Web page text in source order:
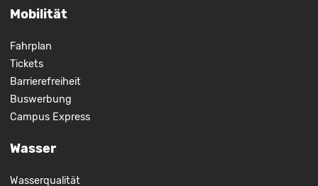
Mobilität
Fahrplan
Tickets
Barrierefreiheit
Buswerbung
Campus Express
Wasser
Wasserqualität